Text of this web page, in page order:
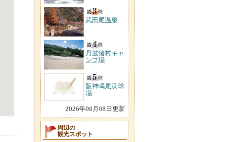
武田尾温泉
丹波猪村キャ
ンプ場
阪神鳴尾浜球
場
2026年08月08日更新
周辺の
観光スポット